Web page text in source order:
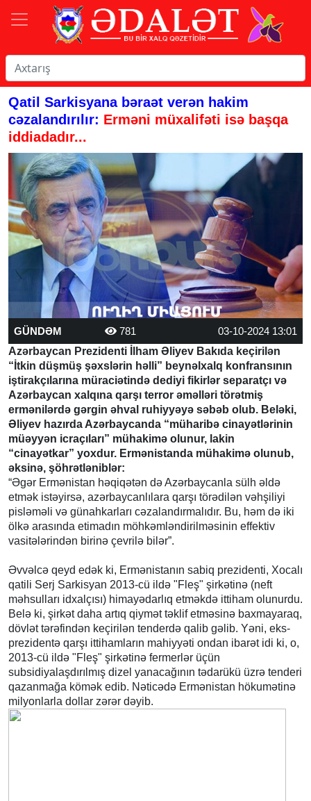
Qatil Sarkisyana bəraət verən hakim
cəzalandırılır: Erməni müxalifəti isə başqa
iddiadadır...
GÜNDƏM 781
03-10-2024 13:01
Azərbaycan Prezidenti İlham Əliyev Bakıda keçirilən
“İtkin düşmüş şəxslərin həlli” beynəlxalq konfransının
iştirakçılarına müraciətində dediyi fikirlər separatçı və
Azərbaycan xalqına qarşı terror əməlləri törətmiş
ermənilərdə gərgin əhval ruhiyyəyə səbəb olub. Beləki,
Əliyev hazırda Azərbaycanda “müharibə cinayətlərinin
müəyyən icraçıları” mühakimə olunur, lakin
“cinayətkar” yoxdur. Ermənistanda mühakimə olunub,
əksinə, şöhrətləniblər:
“Əgər Ermənistan həqiqətən də Azərbaycanla sülh əldə
etmək istəyirsə, azərbaycanlılara qarşı törədilən vəhşiliyi
pisləməli və günahkarları cəzalandırmalıdır. Bu, həm də iki
ölkə arasında etimadın möhkəmləndirilməsinin effektiv
vasitələrindən birinə çevrilə bilər”.
Əvvəlcə qeyd edək ki, Ermənistanın sabiq prezidenti, Xocalı
qatili Serj Sarkisyan 2013-cü ildə "Fleş" şirkətinə (neft
məhsulları idxalçısı) himayədarlıq etməkdə ittiham olunurdu.
Belə ki, şirkət daha artıq qiymət təklif etməsinə baxmayaraq,
dövlət tərəfindən keçirilən tenderdə qalib gəlib. Yəni, eks-
prezidentə qarşı ittihamların mahiyyəti ondan ibarət idi ki, o,
2013-cü ildə "Fleş" şirkətinə fermerlər üçün
subsidiyalaşdırılmış dizel yanacağının tədarükü üzrə tenderi
qazanmağa kömək edib. Nəticədə Ermənistan hökumətinə
milyonlarla dollar zərər dəyib.